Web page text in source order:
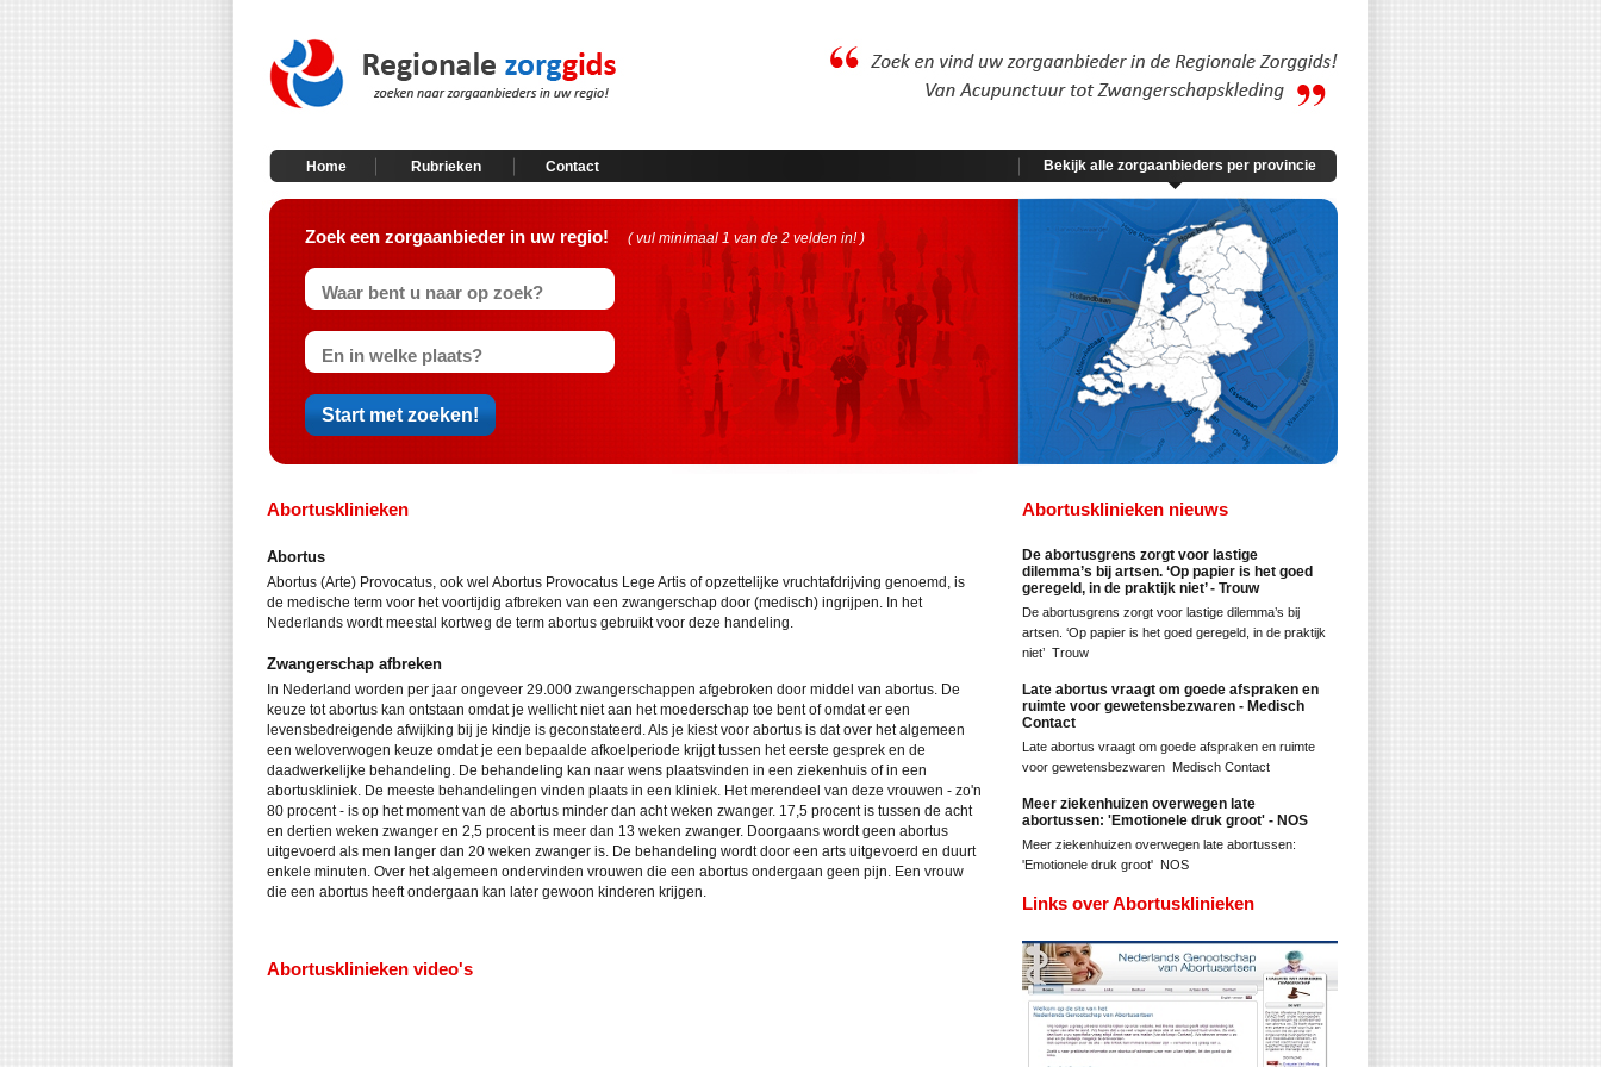
Home Rubrieken Contact Bekijk alle zorgaanbieders per provincie
Zoek een zorgaanbieder in uw regio! ( vul minimaal 1 van de 2 velden in! )
Abortusklinieken
Abortus
Abortus (Arte) Provocatus, ook wel Abortus Provocatus Lege Artis of opzettelijke vruchtafdrijving genoemd, is
de medische term voor het voortijdig afbreken van een zwangerschap door (medisch) ingrijpen. In het
Nederlands wordt meestal kortweg de term abortus gebruikt voor deze handeling.
Zwangerschap afbreken
In Nederland worden per jaar ongeveer 29.000 zwangerschappen afgebroken door middel van abortus. De
keuze tot abortus kan ontstaan omdat je wellicht niet aan het moederschap toe bent of omdat er een
levensbedreigende afwijking bij je kindje is geconstateerd. Als je kiest voor abortus is dat over het algemeen
een weloverwogen keuze omdat je een bepaalde afkoelperiode krijgt tussen het eerste gesprek en de
daadwerkelijke behandeling. De behandeling kan naar wens plaatsvinden in een ziekenhuis of in een
abortuskliniek. De meeste behandelingen vinden plaats in een kliniek. Het merendeel van deze vrouwen - zo'n
80 procent - is op het moment van de abortus minder dan acht weken zwanger. 17,5 procent is tussen de acht
en dertien weken zwanger en 2,5 procent is meer dan 13 weken zwanger. Doorgaans wordt geen abortus
uitgevoerd als men langer dan 20 weken zwanger is. De behandeling wordt door een arts uitgevoerd en duurt
enkele minuten. Over het algemeen ondervinden vrouwen die een abortus ondergaan geen pijn. Een vrouw
die een abortus heeft ondergaan kan later gewoon kinderen krijgen.
Abortusklinieken video's
Abortusklinieken nieuws
De abortusgrens zorgt voor lastige
dilemma’s bij artsen. ‘Op papier is het goed
geregeld, in de praktijk niet’ - Trouw
De abortusgrens zorgt voor lastige dilemma’s bij
artsen. ‘Op papier is het goed geregeld, in de praktijk
niet’ Trouw
Late abortus vraagt om goede afspraken en
ruimte voor gewetensbezwaren - Medisch
Contact
Late abortus vraagt om goede afspraken en ruimte
voor gewetensbezwaren Medisch Contact
Meer ziekenhuizen overwegen late
abortussen: 'Emotionele druk groot' - NOS
Meer ziekenhuizen overwegen late abortussen:
'Emotionele druk groot' NOS
Links over Abortusklinieken